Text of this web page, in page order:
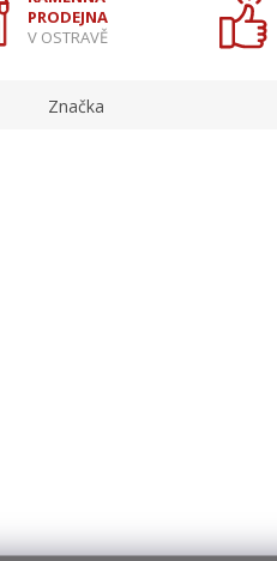
PRODEJNA
V OSTRAVĚ
Značka